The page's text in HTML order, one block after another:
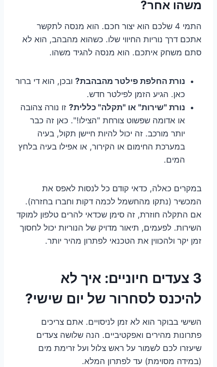
משהו אחר?
התמי 4 שלכם הוא יצור חכם. הוא מנסה לתקשר
אתכם דרך נוריות החיווי שלו. כשהוא מהבהב, הוא לא
סתם משחק איתכם. הוא מנסה להגיד משהו.
נורת החלפת פילטר מהבהבת? ובכן, הוא די ברור
כאן. הגיע הזמן לפילטר חדש.
נורת "שירות" או "תקלה" כללית? זו נורה צהובה
או אדומה שפשוט צורחת "הצילו!". כאן זה כבר
יותר מורכב. זה יכול להיות חיישן תקול, בעיה
במערכת החימום או הקירור, או אפילו בעיה בלחץ
המים.
במקרים כאלה, כדאי קודם כל לנסות לאפס את
המכשיר (נתקו מהחשמל לכמה דקות וחברו בחזרה).
אם התקלה חוזרת, זה סימן שכדאי להרים טלפון למוקד
השירות. לפעמים, תיאור מדויק של הנוריות יכול לחסוך
זמן יקר ולהכווין את הטכנאי לפתרון מהיר יותר.
3 צעדים חיוניים: איך לא
להיכנס לסחרור של יום שישי?
השישי בבוקר הוא לא זמן לניסויים. אתם צריכים
פתרונות מהירים ואפקטיביים. הנה שלושה צעדים
שיעזרו לכם לשמור על ראש צלול ועל זרימת מים
(במידה מסוימת) עד לפתרון המלא.